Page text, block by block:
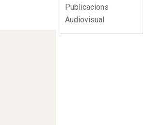
Publicacions
Audiovisual